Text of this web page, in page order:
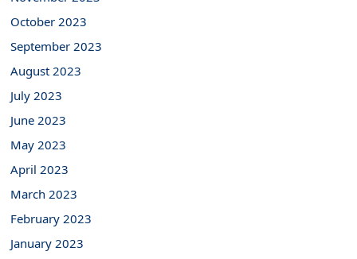
October 2023
September 2023
August 2023
July 2023
June 2023
May 2023
April 2023
March 2023
February 2023
January 2023